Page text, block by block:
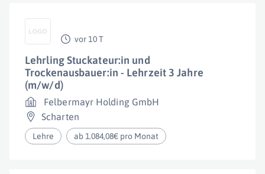
vor 10 T
Lehrling Stuckateur:in und
Trockenausbauer:in - Lehrzeit 3 Jahre
(m/w/d)
Felbermayr Holding GmbH
Scharten
Lehre ab 1.084,08€ pro Monat